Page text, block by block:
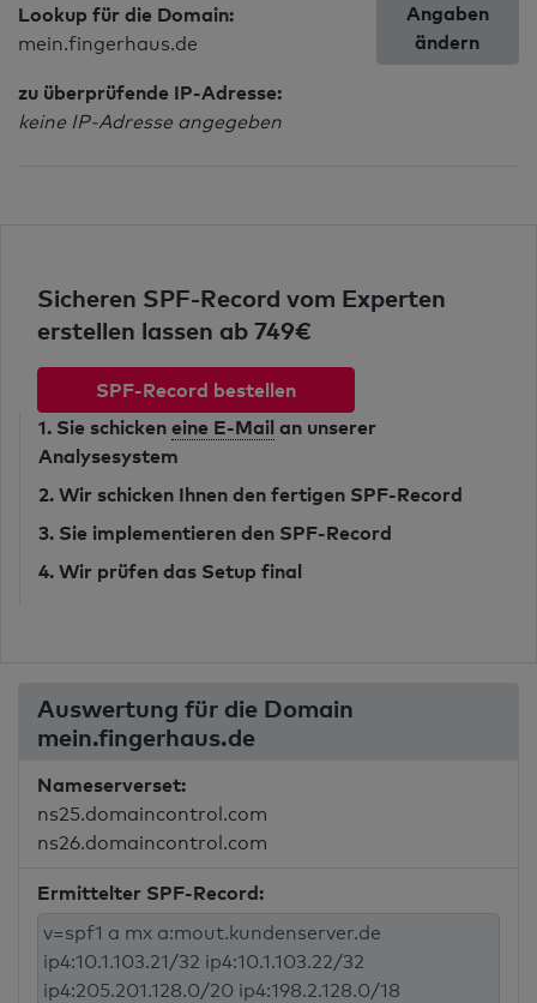
Lookup für die Domain:
mein.fingerhaus.de
zu überprüfende IP-Adresse:
keine IP-Adresse angegeben
Angaben
ändern
Sicheren SPF-Record vom Experten
erstellen lassen ab 749€
SPF-Record bestellen
1. Sie schicken eine E-Mail an unserer
Analysesystem
2. Wir schicken Ihnen den fertigen SPF-Record
3. Sie implementieren den SPF-Record
4. Wir prüfen das Setup final
Auswertung für die Domain
mein.fingerhaus.de
Nameserverset:
ns25.domaincontrol.com
ns26.domaincontrol.com
Ermittelter SPF-Record: